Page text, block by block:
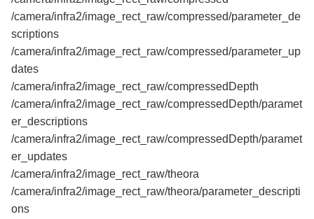
/camera/infra2/image_rect_raw/compressed/parameter_de
scriptions
/camera/infra2/image_rect_raw/compressed/parameter_up
dates
/camera/infra2/image_rect_raw/compressedDepth
/camera/infra2/image_rect_raw/compressedDepth/paramet
er_descriptions
/camera/infra2/image_rect_raw/compressedDepth/paramet
er_updates
/camera/infra2/image_rect_raw/theora
/camera/infra2/image_rect_raw/theora/parameter_descripti
ons